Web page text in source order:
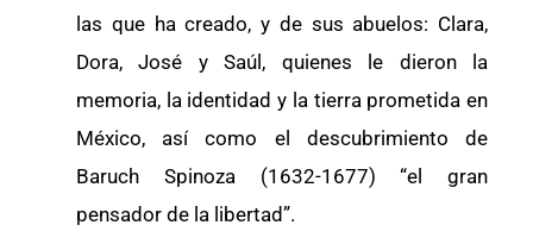
las que ha creado, y de sus abuelos: Clara,
Dora, José y Saúl, quienes le dieron la
memoria, la identidad y la tierra prometida en
México, así como el descubrimiento de
Baruch Spinoza (1632-1677) “el gran
pensador de la libertad”.